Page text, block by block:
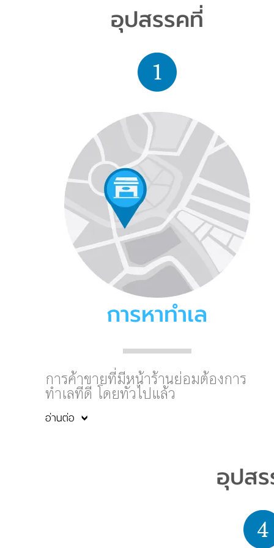
อุปสรรคที่
การหาทำเล
การค้าขายที่มีหน้าร้านย่อมต้องการ
ทำเลที่ดี โดยทั่วไปแล้ว
อ่านต่อ
อุปส